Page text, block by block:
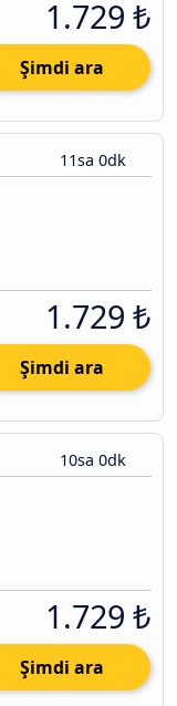
1.729 ₺
Şimdi ara
11sa 0dk
1.729 ₺
Şimdi ara
10sa 0dk
1.729 ₺
Şimdi ara